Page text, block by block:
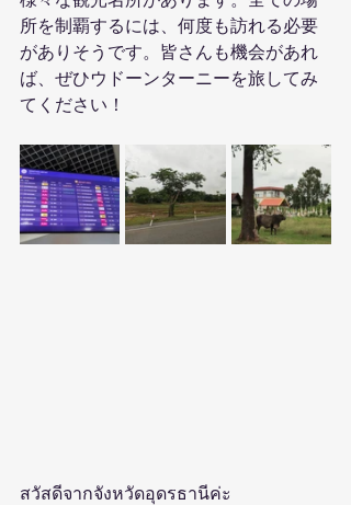
所を制覇するには、何度も訪れる必要
がありそうです。皆さんも機会があれ
ば、ぜひウドーンターニーを旅してみ
てください！
สวัสดีจากจังหวัดอุดรธานีค่ะ